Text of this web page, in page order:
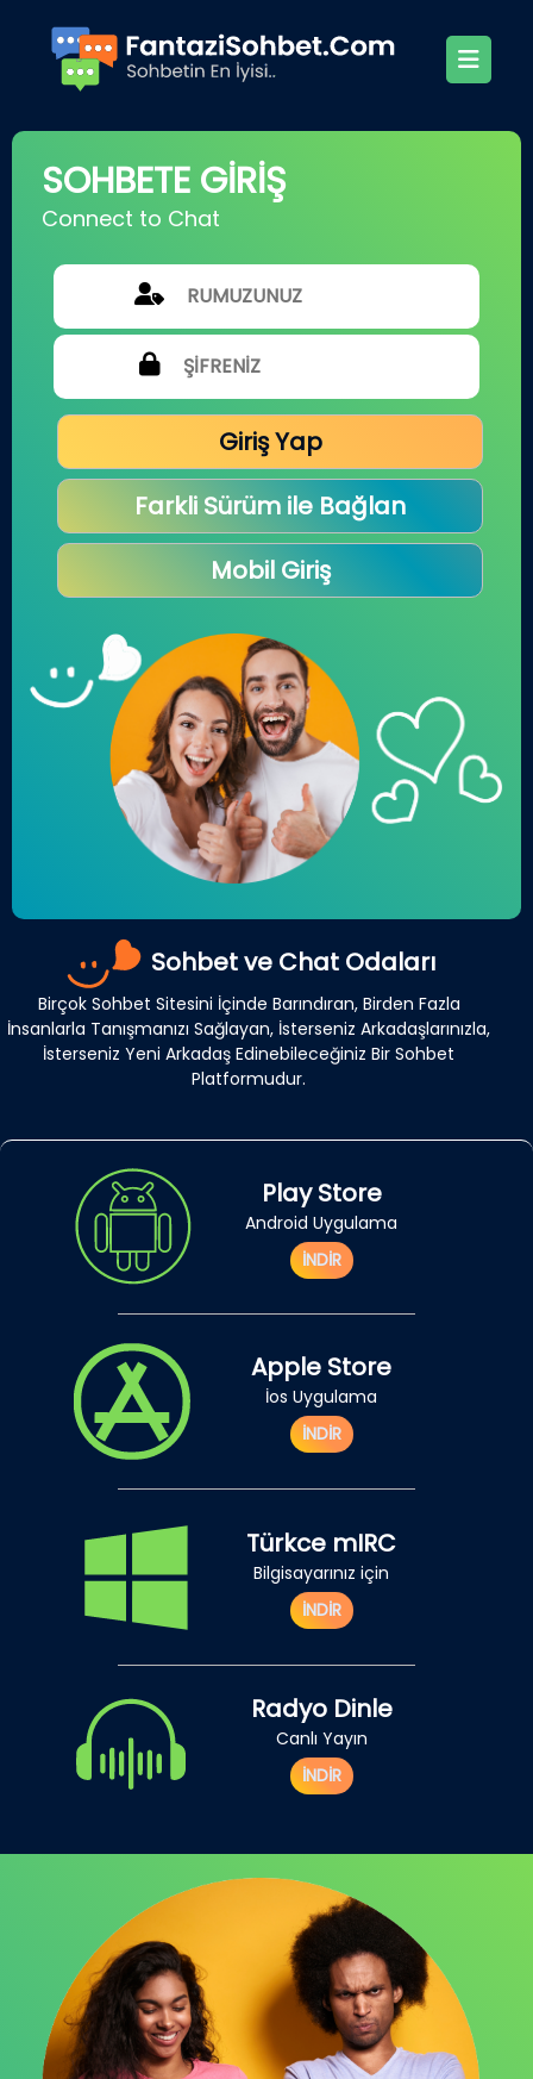
SOHBETE GİRİŞ
Connect to Chat
Giriş Yap
Farkli Sürüm ile Bağlan
Mobil Giriş
Sohbet ve Chat Odaları
Birçok Sohbet Sitesini İçinde Barındıran, Birden Fazla
İnsanlarla Tanışmanızı Sağlayan, İsterseniz Arkadaşlarınızla,
İsterseniz Yeni Arkadaş Edinebileceğiniz Bir Sohbet
Platformudur.
Play Store
Android Uygulama
İNDİR
Apple Store
İos Uygulama
İNDİR
Türkce mIRC
Bilgisayarınız için
İNDİR
Radyo Dinle
Canlı Yayın
İNDİR